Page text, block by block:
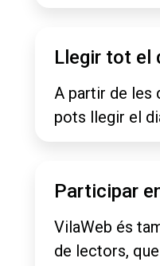
Llegir tot el
A partir de les
pots llegir el
Participar
VilaWeb és
de lectors,